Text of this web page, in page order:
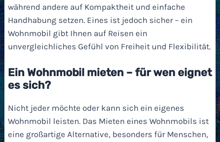
während andere auf Kompaktheit und einfache
Handhabung setzen. Eines ist jedoch sicher – ein
Wohnmobil gibt Ihnen auf Reisen ein
unvergleichliches Gefühl von Freiheit und Flexibilität.
Ein Wohnmobil mieten – für wen eignet
es sich?
Nicht jeder möchte oder kann sich ein eigenes
Wohnmobil leisten. Das Mieten eines Wohnmobils ist
eine großartige Alternative, besonders für Menschen,